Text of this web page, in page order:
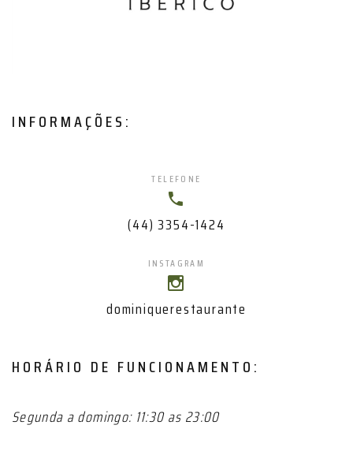
INFORMAÇÕES:
TELEFONE
(44) 3354-1424
INSTAGRAM
dominiquerestaurante
HORÁRIO DE FUNCIONAMENTO:
Segunda a domingo: 11:30 as 23:00